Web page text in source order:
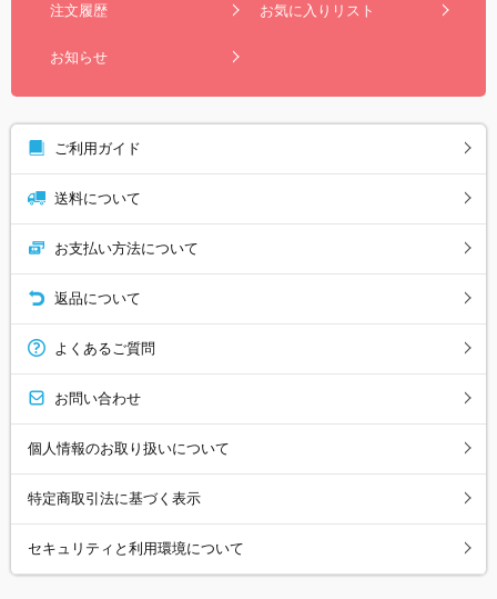
注文履歴 お気に入りリスト
お知らせ
ご利用ガイド
送料について
お支払い方法について
返品について
よくあるご質問
お問い合わせ
個人情報のお取り扱いについて
特定商取引法に基づく表示
セキュリティと利用環境について